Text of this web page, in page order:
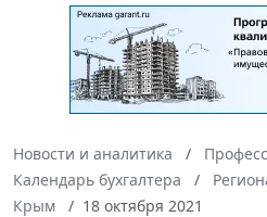
Новости и аналитика
Календарь бухгалтера
Крым
18 октября 2021